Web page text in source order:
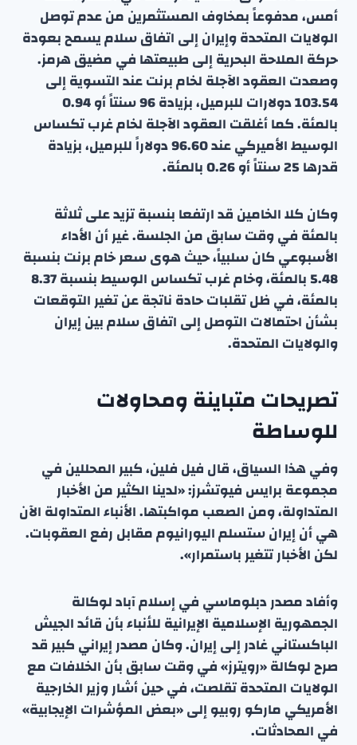
أمس، مدفوعاً بمخاوف المستثمرين من عدم توصل
الولايات المتحدة وإيران إلى اتفاق سلام يسمح بعودة
حركة الملاحة البحرية إلى طبيعتها في مضيق هرمز.
وصعدت العقود الآجلة لخام برنت عند التسوية إلى
103.54 دولارات للبرميل، بزيادة 96 سنتاً أو 0.94
بالمئة. كما أغلقت العقود الآجلة لخام غرب تكساس
الوسيط الأميركي عند 96.60 دولاراً للبرميل، بزيادة
قدرها 25 سنتاً أو 0.26 بالمئة.
وكان كلا الخامين قد ارتفعا بنسبة تزيد على ثلاثة
بالمئة في وقت سابق من الجلسة. غير أن الأداء
الأسبوعي كان سلبياً، حيث هوى سعر خام برنت بنسبة
5.48 بالمئة، وخام غرب تكساس الوسيط بنسبة 8.37
بالمئة، في ظل تقلبات حادة ناتجة عن تغير التوقعات
بشأن احتمالات التوصل إلى اتفاق سلام بين إيران
والولايات المتحدة.
تصريحات متباينة ومحاولات
للوساطة
وفي هذا السياق، قال فيل فلين، كبير المحللين في
مجموعة برايس فيوتشرز: «لدينا الكثير من الأخبار
المتداولة، ومن الصعب مواكبتها. الأنباء المتداولة الآن
هي أن إيران ستسلم اليورانيوم مقابل رفع العقوبات.
لكن الأخبار تتغير باستمرار».
وأفاد مصدر دبلوماسي في إسلام آباد لوكالة
الجمهورية الإسلامية الإيرانية للأنباء بأن قائد الجيش
الباكستاني غادر إلى إيران. وكان مصدر إيراني كبير قد
صرح لوكالة «رويترز» في وقت سابق بأن الخلافات مع
الولايات المتحدة تقلصت، في حين أشار وزير الخارجية
الأمريكي ماركو روبيو إلى «بعض المؤشرات الإيجابية»
في المحادثات.